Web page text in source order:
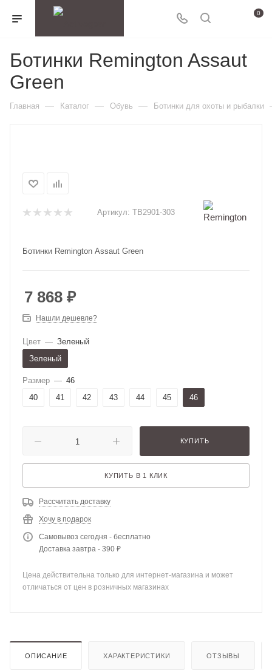
0
Ботинки Remington Assaut
Green
Главная — Каталог — Обувь — Ботинки для охоты и рыбалки
Артикул: TB2901-303
Ботинки Remington Assaut Green
7 868 ₽
Нашли дешевле?
Цвет — Зеленый
Зеленый
Размер — 46
40
41 42 43 44 45 46
КУПИТЬ
КУПИТЬ В 1 КЛИК
Рассчитать доставку
Хочу в подарок
Самовывоз сегодня - бесплатно
Доставка завтра - 390 ₽
Цена действительна только для интернет-магазина и может
отличаться от цен в розничных магазинах
ОПИСАНИЕ ХАРАКТЕРИСТИКИ ОТЗЫВЫ